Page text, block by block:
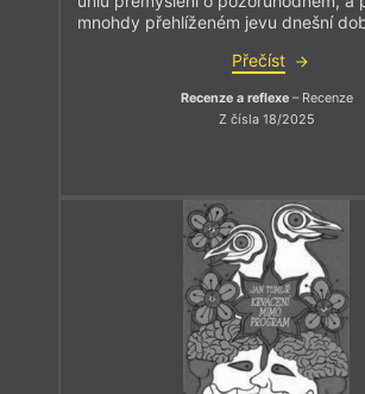
mnohdy přehlíženém jevu dnešní
Přečíst
Recenze a reflexe– Recenze
Z čísla 18/2025